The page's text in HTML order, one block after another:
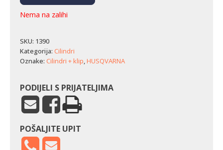
Nema na zalihi
SKU: 1390
Kategorija: Cilindri
Oznake: Cilindri + klip,HUSQVARNA
PODIJELI S PRIJATELJIMA
POŠALJITE UPIT